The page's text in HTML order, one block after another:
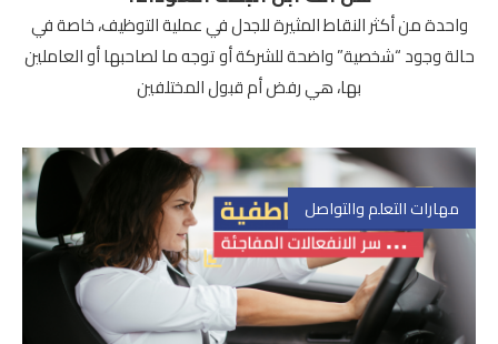
واحدة من أكثر النقاط المثيرة للجدل في عملية التوظيف، خاصة في
حالة وجود “شخصية” واضحة للشركة أو توجه ما لصاحبها أو العاملين
بها، هي رفض أم قبول المختلفين
مهارات التعلم والتواصل